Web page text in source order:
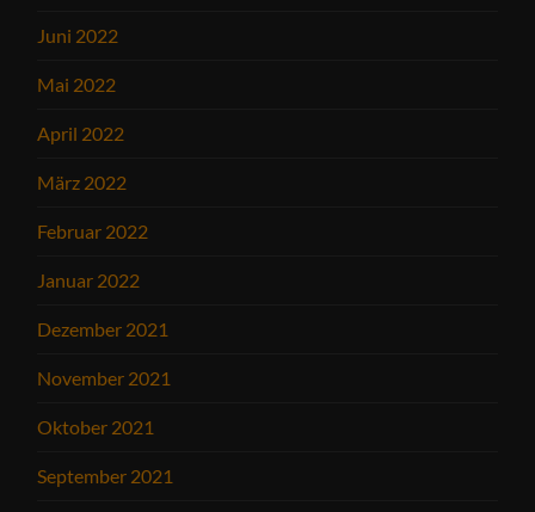
Juni 2022
Mai 2022
April 2022
März 2022
Februar 2022
Januar 2022
Dezember 2021
November 2021
Oktober 2021
September 2021